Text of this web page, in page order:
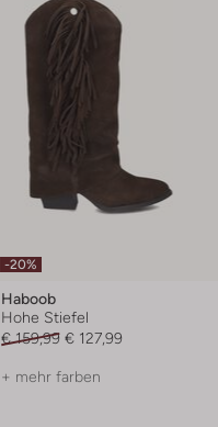
-20%
Haboob
Hohe Stiefel
€ 159,99 € 127,99
+ mehr farben